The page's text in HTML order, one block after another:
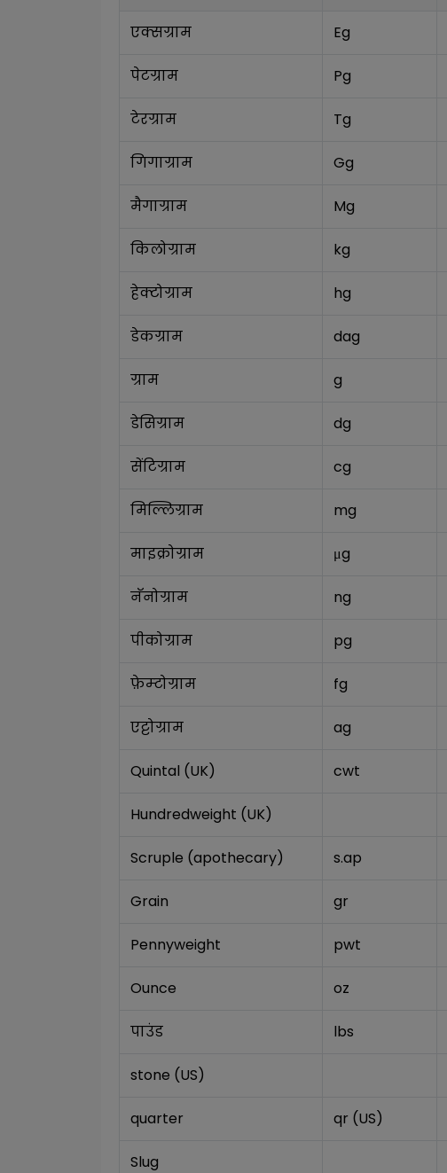
एक्सग्राम Eg
पेटग्राम Pg
टेरग्राम Tg
गिगाग्राम Gg
मैगाग्राम Mg
किलोग्राम kg
हेक्टोग्राम hg
डेकग्राम dag
ग्राम g
डेसिग्राम dg
सेंटिग्राम cg
मिल्लिग्राम mg
माइक्रोग्राम μg
नॅनोग्राम ng
पीकोग्राम pg
फ़ेम्टोग्राम fg
एट्टोग्राम ag
Quintal (UK) cwt
Hundredweight (UK)
Scruple (apothecary) s.ap
Grain gr
Pennyweight pwt
Ounce oz
पाउंड lbs
stone (US)
quarter qr (US)
Slug